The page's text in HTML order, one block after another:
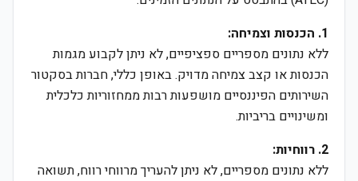
1. הכנסות וצמיחה:
ללא נתונים מספריים ספציפיים, לא ניתן לקבוע מגמות
הכנסות או קצב צמיחה מדויק. באופן כללי, חברות בסקטור
השירותים הפיננסיים מושפעות רבות ממחזוריות כלכלית
ומשינויים בריביות.
2. רווחיות:
ללא נתונים מספריים, לא ניתן להעריך מרווחי רווח, תשואה